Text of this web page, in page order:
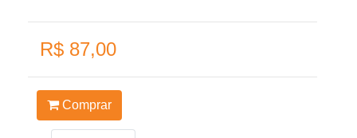
R$ 87,00
Comprar